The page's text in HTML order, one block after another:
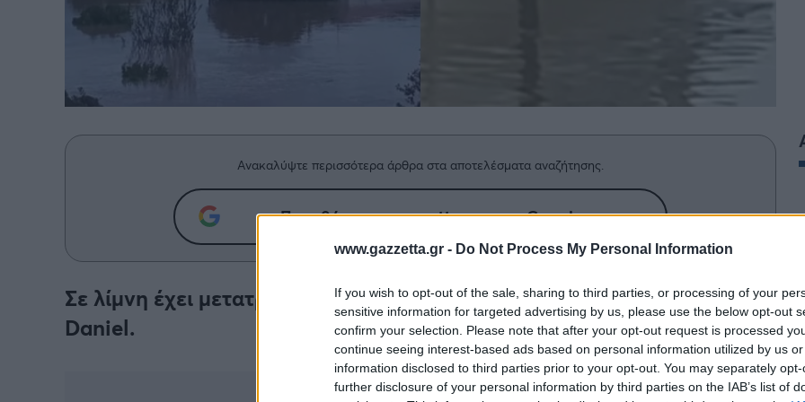
www.gazzetta.gr - Do Not Process My Personal Information
If you wish to opt-out of the sale, sharing to third parties, or processing of your
sensitive information for targeted advertising by us, please use the below opt-out
confirm your selection. Please note that after your opt-out request is processed
continue seeing interest-based ads based on personal information utilized by us
information disclosed to third parties prior to your opt-out. You may separately
further disclosure of your personal information by third parties on the IAB’s list of
Ανακαλύψτε περισσότερα άρθρα στα αποτελέσματα αναζήτησης.
Προσθήκη του gazzetta.gr στην Google
Σε λίμνη έχει μετατραπεί ο θεσσαλικός κάμπος λόγω της κακοκαιρίας
Daniel.